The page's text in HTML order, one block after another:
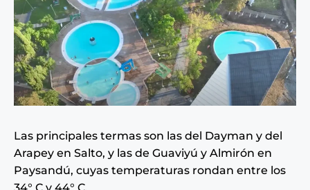
Las principales termas son las del Dayman y del
Arapey en Salto, y las de Guaviyú y Almirón en
Paysandú, cuyas temperaturas rondan entre los